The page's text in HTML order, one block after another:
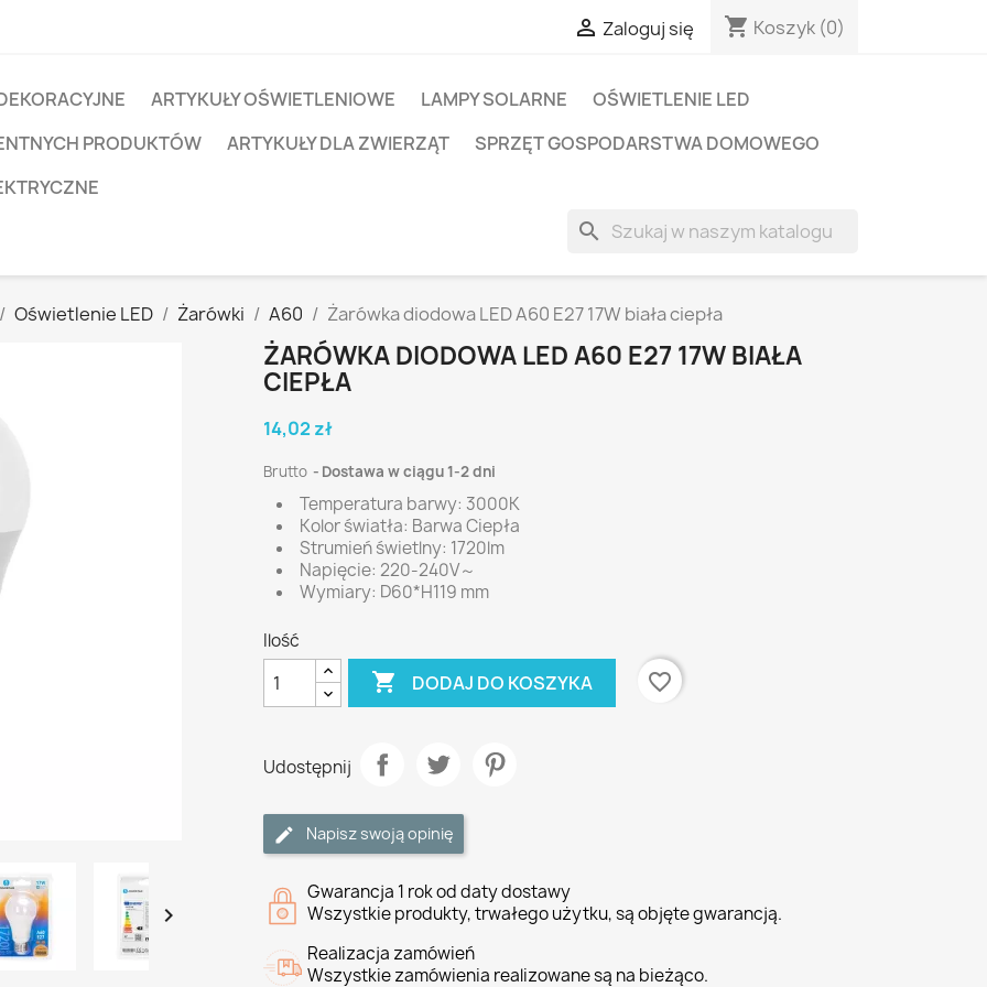
 Zaloguj się shopping_cart Koszyk (0)
ARTYKUŁY OŚWIETLENIOWE LAMPY SOLARNE
OŚWIETLENIE LED
PRODUKTÓW
ARTYKUŁY DLA ZWIERZĄT
SPRZĘT GOSPODARSTWA DOMOWEGO
search
Oświetlenie LED Żarówki A60 Żarówka diodowa LED A60 E27 17W biała ciepła

ŻARÓWKA DIODOWA LED A60 E27 17W BIAŁA
CIEPŁA
14,02 zł
Brutto Dostawa w ciągu 1-2 dni
Temperatura barwy: 3000K
Kolor światła: Barwa Ciepła
Strumień świetlny: 1720lm
Napięcie: 220-240V～
Wymiary: D60*H119 mm
Ilość
 DODAJ DO KOSZYKA favorite_border
Udostępnij
Napisz swoją opinię
Gwarancja 1 rok od daty dostawy
Wszystkie produkty, trwałego użytku, są objęte gwarancją.
Realizacja zamówień
Wszystkie zamówienia realizowane są na bieżąco.